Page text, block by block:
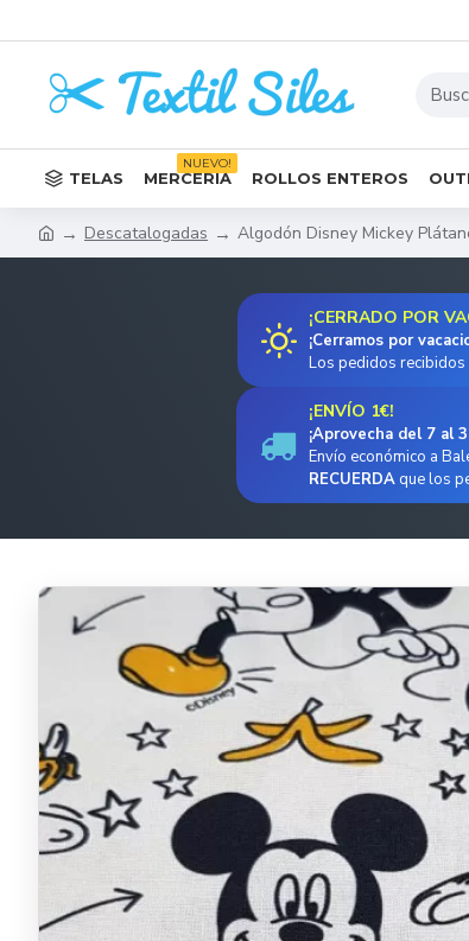
TELAS MERCERÍA
NUEVO!
ROLLOS ENTEROS
Descatalogadas Algodón Disney Mickey
¡CERRADO POR
¡Cerramos por
Los pedidos recibidos
¡ENVÍO 1€!
¡Aprovecha del 7 al
Envío económico a
RECUERDA que los